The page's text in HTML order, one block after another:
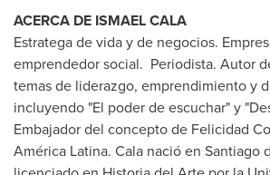
ACERCA DE ISMAEL CALA
Estratega de vida y de negocios.
emprendedor social. Periodista. Autor
temas de liderazgo, emprendimiento y
incluyendo "El poder de escuchar" y
Embajador del concepto de Felicidad
América Latina. Cala nació en Santiago